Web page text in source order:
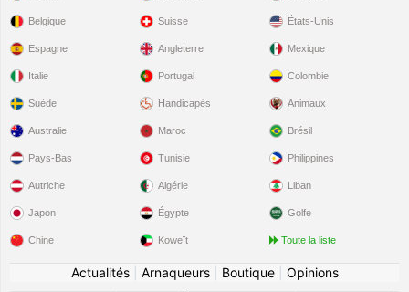
Belgique
Espagne
Italie
Suède
Suisse
Angleterre
Portugal
Handicapés
États-Unis
Mexique
Colombie
Animaux
Australie
Pays-Bas
Autriche
Japon
Chine
Maroc
Tunisie
Algérie
Égypte
Koweït
Brésil
Philippines
Liban
Golfe
Toute la liste
Actualités| Arnaqueurs| Boutique| Opinions